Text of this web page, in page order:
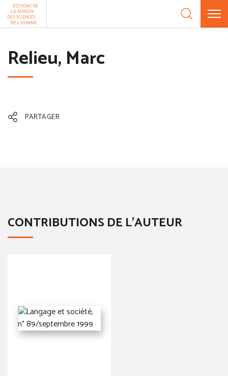
Aller au contenu
Relieu, Marc
PARTAGER
CONTRIBUTIONS DE L'AUTEUR
Panneau de gestion des cookies